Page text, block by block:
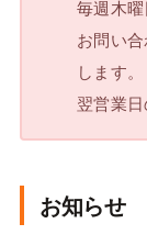
毎週木曜
お問い
します。
翌営業日
お知らせ